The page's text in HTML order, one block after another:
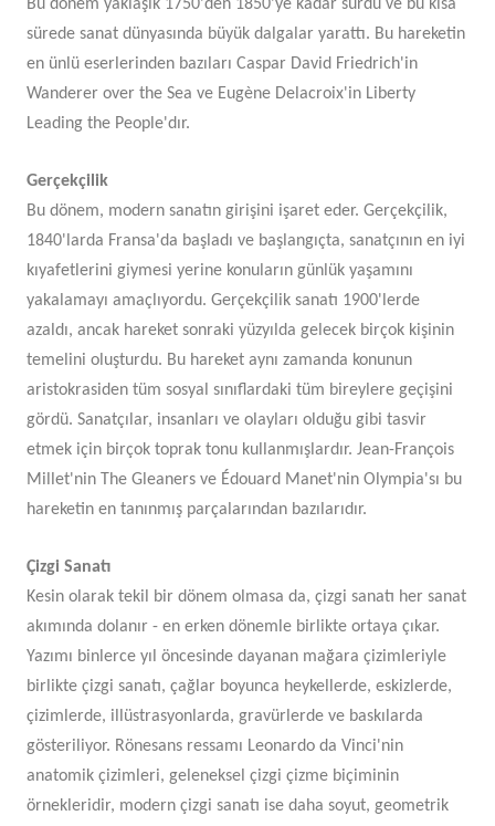
Bu dönem yaklaşık 1750'den 1850'ye kadar sürdü ve bu kısa
sürede sanat dünyasında büyük dalgalar yarattı. Bu hareketin
en ünlü eserlerinden bazıları Caspar David Friedrich'in
Wanderer over the Sea ve Eugène Delacroix'in Liberty
Leading the People'dır.
Gerçekçilik
Bu dönem, modern sanatın girişini işaret eder. Gerçekçilik,
1840'larda Fransa'da başladı ve başlangıçta, sanatçının en iyi
kıyafetlerini giymesi yerine konuların günlük yaşamını
yakalamayı amaçlıyordu. Gerçekçilik sanatı 1900'lerde
azaldı, ancak hareket sonraki yüzyılda gelecek birçok kişinin
temelini oluşturdu. Bu hareket aynı zamanda konunun
aristokrasiden tüm sosyal sınıflardaki tüm bireylere geçişini
gördü. Sanatçılar, insanları ve olayları olduğu gibi tasvir
etmek için birçok toprak tonu kullanmışlardır. Jean-François
Millet'nin The Gleaners ve Édouard Manet'nin Olympia'sı bu
hareketin en tanınmış parçalarından bazılarıdır.
Çizgi Sanatı
Kesin olarak tekil bir dönem olmasa da, çizgi sanatı her sanat
akımında dolanır - en erken dönemle birlikte ortaya çıkar.
Yazımı binlerce yıl öncesinde dayanan mağara çizimleriyle
birlikte çizgi sanatı, çağlar boyunca heykellerde, eskizlerde,
çizimlerde, illüstrasyonlarda, gravürlerde ve baskılarda
gösteriliyor. Rönesans ressamı Leonardo da Vinci'nin
anatomik çizimleri, geleneksel çizgi çizme biçiminin
örnekleridir, modern çizgi sanatı ise daha soyut, geometrik